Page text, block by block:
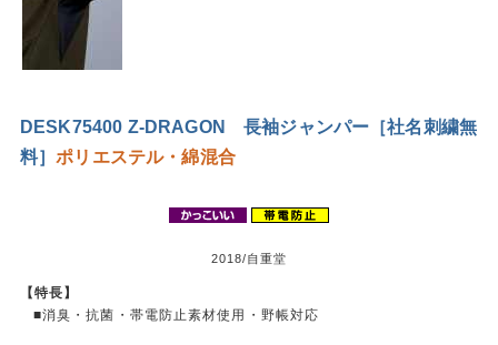
DESK75400 Z-DRAGON 長袖ジャンパー［社名刺繍無
料］ ポリエステル・綿混合
2018/自重堂
【特長】
■消臭・抗菌・帯電防止素材使用・野帳対応